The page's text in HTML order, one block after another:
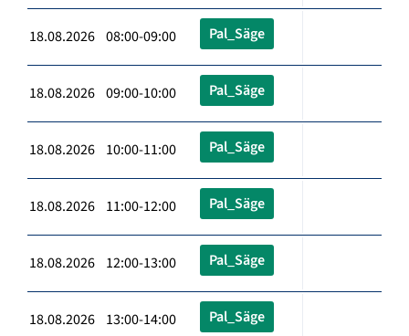
18.08.2026 08:00-09:00 Pal_Säge
18.08.2026 09:00-10:00 Pal_Säge
18.08.2026 10:00-11:00 Pal_Säge
18.08.2026 11:00-12:00 Pal_Säge
18.08.2026 12:00-13:00 Pal_Säge
18.08.2026 13:00-14:00 Pal_Säge